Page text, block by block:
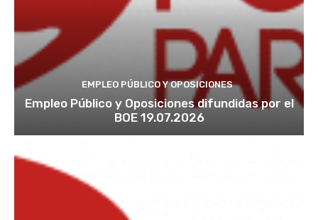
EMPLEO PÚBLICO Y OPOSICIONES
Empleo Público y Oposiciones difundidas por el
BOE 19.07.2026